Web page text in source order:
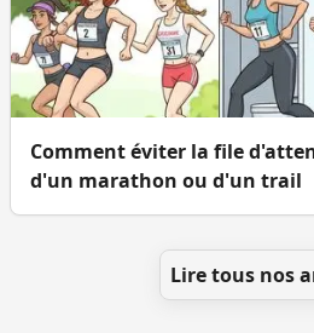
Comment éviter la file
d'un marathon ou d'un trail
Lire tous nos